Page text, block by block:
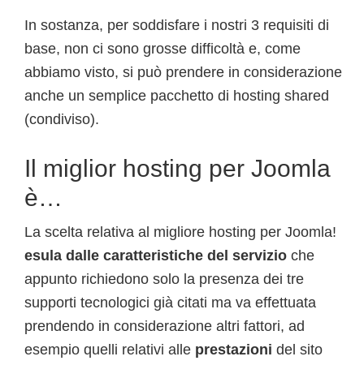
In sostanza, per soddisfare i nostri 3 requisiti di
base, non ci sono grosse difficoltà e, come
abbiamo visto, si può prendere in considerazione
anche un semplice pacchetto di hosting shared
(condiviso).
Il miglior hosting per Joomla
è…
La scelta relativa al migliore hosting per Joomla!
esula dalle caratteristiche del servizio che
appunto richiedono solo la presenza dei tre
supporti tecnologici già citati ma va effettuata
prendendo in considerazione altri fattori, ad
esempio quelli relativi alle prestazioni del sito